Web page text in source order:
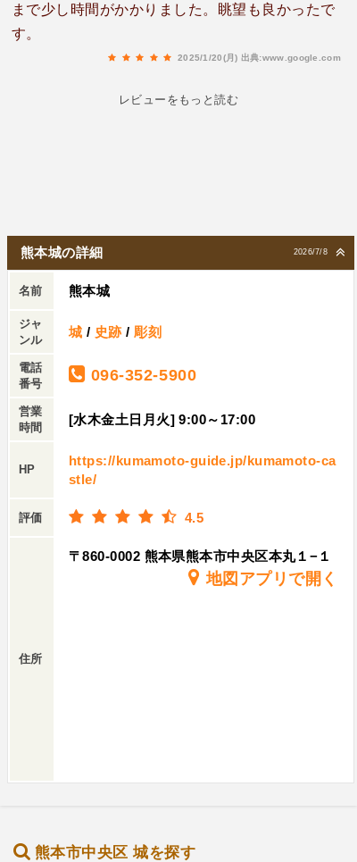
す。まだまだ先は長い道のりでしょうが、着実に
歩みが進んでおり、いつかまた必ず状況を見に来
たいと思います。
まで少し時間がかかりました。眺望も良かったで
す。
2025/1/20(月) 出典:www.google.com
レビューをもっと読む
2026/7/8
熊本城の詳細
名前 熊本城
ジャ
ンル
城 / 史跡 /彫刻
電話
番号
096-352-5900
営業
時間
[水木金土日月火] 9:00～17:00
HP
https://kumamoto-guide.jp/kumamoto-ca
stle/
評価 4.5
住所
〒860-0002 熊本県熊本市中央区本丸１−１
地図アプリで開く
熊本市中央区 城を探す